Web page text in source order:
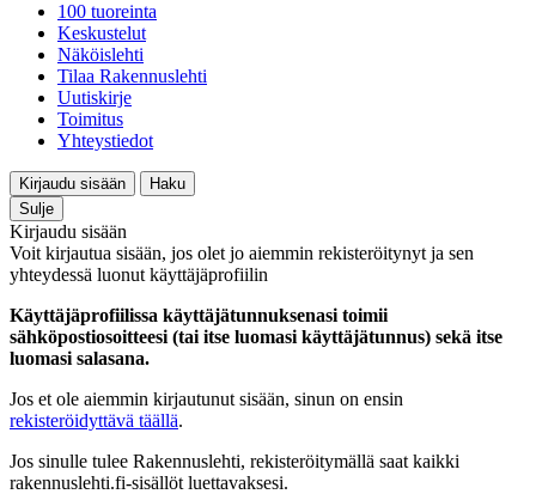
100 tuoreinta
Keskustelut
Näköislehti
Tilaa Rakennuslehti
Uutiskirje
Toimitus
Yhteystiedot
Kirjaudu sisään
Haku
Sulje
Kirjaudu sisään
Voit kirjautua sisään, jos olet jo aiemmin rekisteröitynyt ja sen
yhteydessä luonut käyttäjäprofiilin
Käyttäjäprofiilissa käyttäjätunnuksenasi toimii
sähköpostiosoitteesi (tai itse luomasi käyttäjätunnus) sekä itse
luomasi salasana.
Jos et ole aiemmin kirjautunut sisään, sinun on ensin
rekisteröidyttävä täällä.
Jos sinulle tulee Rakennuslehti, rekisteröitymällä saat kaikki
rakennuslehti.fi-sisällöt luettavaksesi.